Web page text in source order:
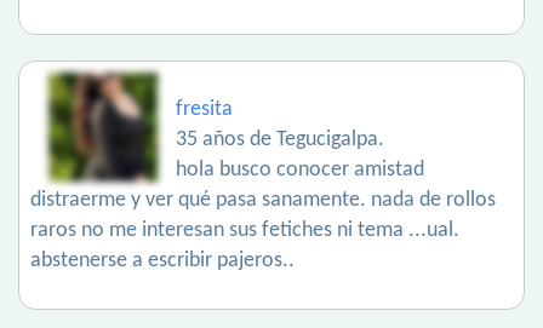
fresita
35 años de Tegucigalpa.
hola busco conocer amistad
distraerme y ver qué pasa sanamente. nada de rollos
raros no me interesan sus fetiches ni tema ...ual.
abstenerse a escribir pajeros..